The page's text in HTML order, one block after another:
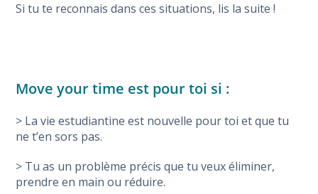
Si tu te reconnais dans ces situations, lis la suite !
Move your time est pour toi si :
> La vie estudiantine est nouvelle pour toi et que tu
ne t’en sors pas.
> Tu as un problème précis que tu veux éliminer,
prendre en main ou réduire.